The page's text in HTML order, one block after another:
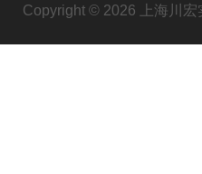
Copyright © 2026 上海川